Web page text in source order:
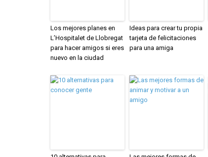
Los mejores planes en
L’Hospitalet de Llobregat
para hacer amigos si eres
nuevo en la ciudad
Ideas para crear tu propia
tarjeta de felicitaciones
para una amiga